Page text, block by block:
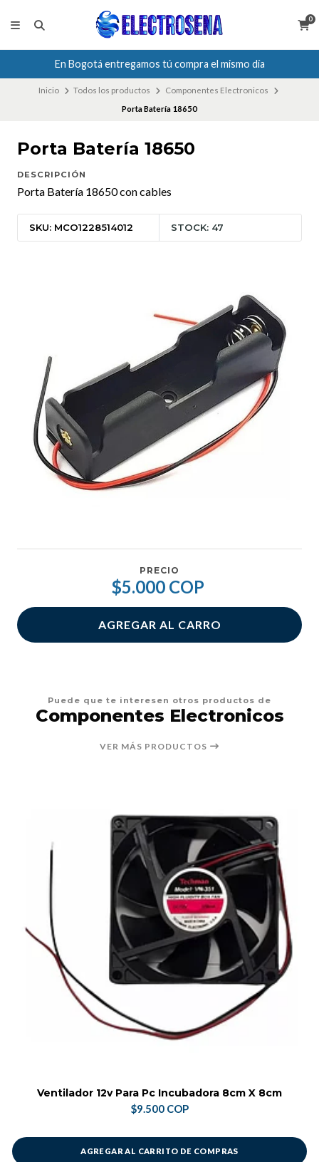
0
En Bogotá entregamos tú compra el mismo día
Inicio Todos los productos
Componentes Electronicos
Porta Batería 18650
Porta Batería 18650
DESCRIPCIÓN
Porta Batería 18650 con cables
SKU: MCO1228514012 STOCK: 47
PRECIO
$5.000 COP
AGREGAR AL CARRO
Puede que te interesen otros productos de
Componentes Electronicos
VER MÁS PRODUCTOS
Ventilador 12v Para Pc Incubadora 8cm X 8cm
$9.500 COP
AGREGAR AL CARRITO DE COMPRAS